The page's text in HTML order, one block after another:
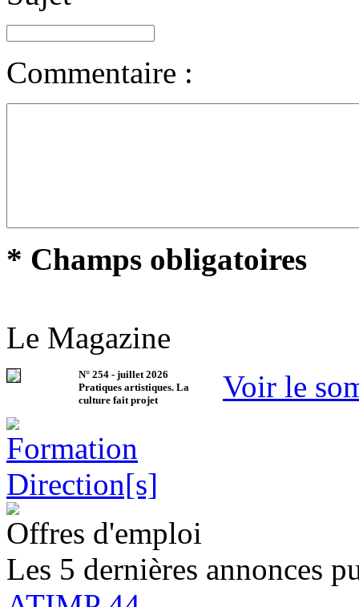
Commentaire :
* Champs obligatoires
Le Magazine
N° 254 - juillet 2026
Pratiques artistiques. La
culture fait projet
Voir le
Offres d'emploi
Les 5 dernières annonces